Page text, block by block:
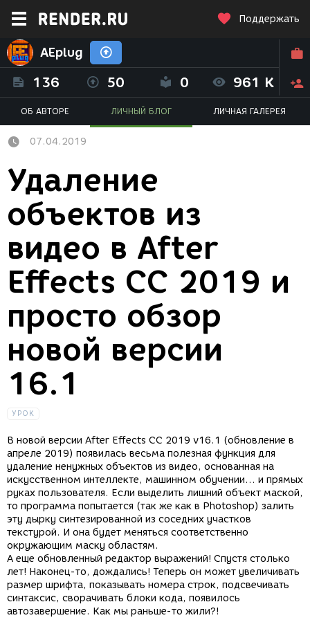
Поддержать
AEplug
136 50 0 961 K
ОБ АВТОРЕ ЛИЧНЫЙ БЛОГ ЛИЧНАЯ ГАЛЕРЕЯ
07.04.2019
Удаление
объектов из
видео в After
Effects CC 2019 и
просто обзор
новой версии
16.1
УРОК
В новой версии After Effects CC 2019 v16.1 (обновление в
апреле 2019) появилась весьма полезная функция для
удаление ненужных объектов из видео, основанная на
искусственном интеллекте, машинном обучении... и прямых
руках пользователя. Если выделить лишний объект маской,
то программа попытается (так же как в Photoshop) залить
эту дырку синтезированной из соседних участков
текстурой. И она будет меняться соответственно
окружающим маску областям.
А еще обновленный редактор выражений! Спустя столько
лет! Наконец-то, дождались! Теперь он может увеличивать
размер шрифта, показывать номера строк, подсвечивать
синтаксис, сворачивать блоки кода, появилось
автозавершение. Как мы раньше-то жили?!